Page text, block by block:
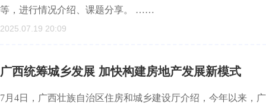
等，进行情况介绍、课题分享。 ……
2025.07.19 20:09
广西统筹城乡发展 加快构建房地产发展新模式
7月4日，广西壮族自治区住房和城乡建设厅介绍，今年以来，